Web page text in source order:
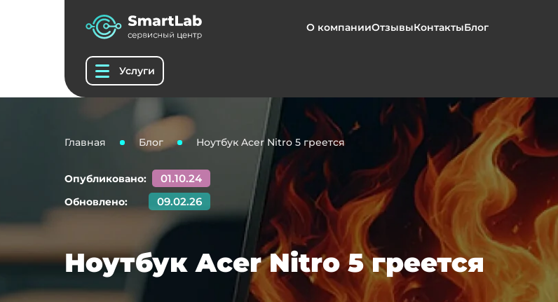
Услуги
О компанииОтзывыКонтактыБлог
Главная Блог Ноутбук Acer Nitro 5 греется
Опубликовано: 01.10.24
Обновлено: 09.02.26
Ноутбук Acer Nitro 5 греется